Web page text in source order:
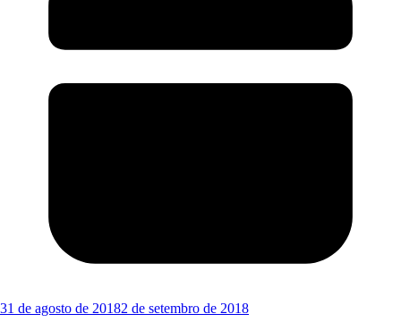
31 de agosto de 20182 de setembro de 2018